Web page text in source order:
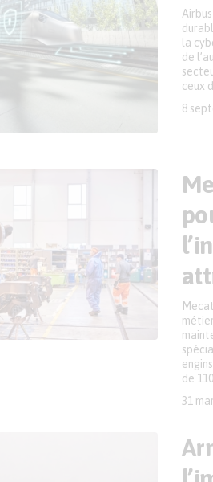
8
la
de
ceux
31
de